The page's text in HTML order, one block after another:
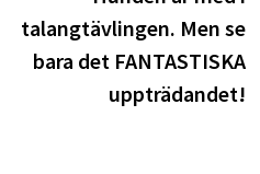
talangtävlingen. Men se
bara det FANTASTISKA
uppträdandet!